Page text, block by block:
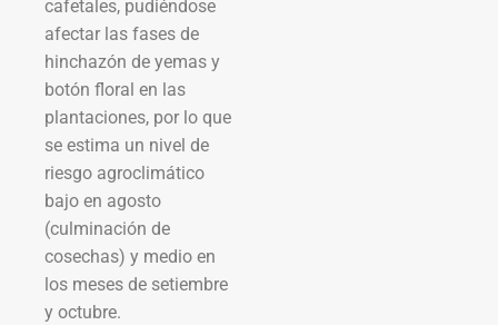
cafetales, pudiéndose
afectar las fases de
hinchazón de yemas y
botón floral en las
plantaciones, por lo que
se estima un nivel de
riesgo agroclimático
bajo en agosto
(culminación de
cosechas) y medio en
los meses de setiembre
y octubre.